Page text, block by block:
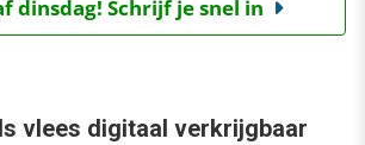
dinsdag! Schrijf je snel in
vlees digitaal verkrijgbaar